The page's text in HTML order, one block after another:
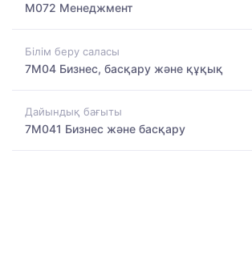
M072 Менеджмент
Білім беру саласы
7M04 Бизнес, басқару және құқық
Дайындық бағыты
7M041 Бизнес және басқару